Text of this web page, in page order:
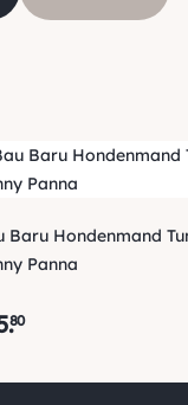
Baru Hondenmand
Panna
.80